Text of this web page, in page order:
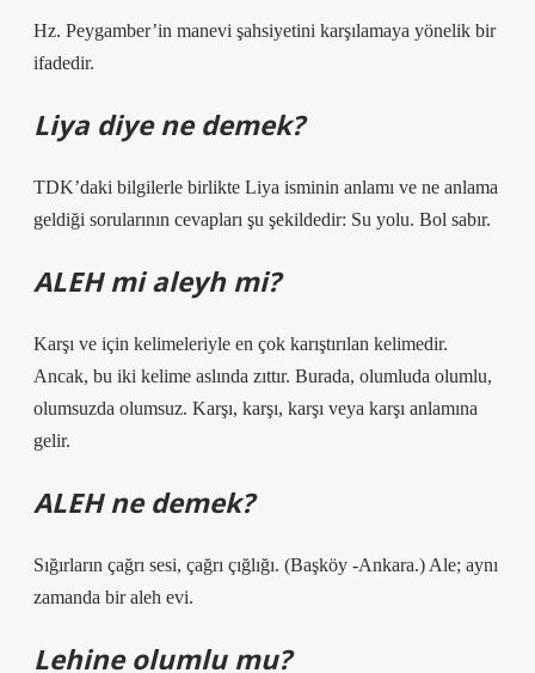
Hz. Peygamber’in manevi şahsiyetini karşılamaya yönelik bir
ifadedir.
Liya diye ne demek?
TDK’daki bilgilerle birlikte Liya isminin anlamı ve ne anlama
geldiği sorularının cevapları şu şekildedir: Su yolu. Bol sabır.
ALEH mi aleyh mi?
Karşı ve için kelimeleriyle en çok karıştırılan kelimedir.
Ancak, bu iki kelime aslında zıttır. Burada, olumluda olumlu,
olumsuzda olumsuz. Karşı, karşı, karşı veya karşı anlamına
gelir.
ALEH ne demek?
Sığırların çağrı sesi, çağrı çığlığı. (Başköy -Ankara.) Ale; aynı
zamanda bir aleh evi.
Lehine olumlu mu?